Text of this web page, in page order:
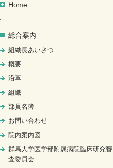
Home
総合案内
組織長あいさつ
概要
沿革
組織
部員名簿
お問い合わせ
院内案内図
群馬大学医学部附属病院臨床研究審
査委員会